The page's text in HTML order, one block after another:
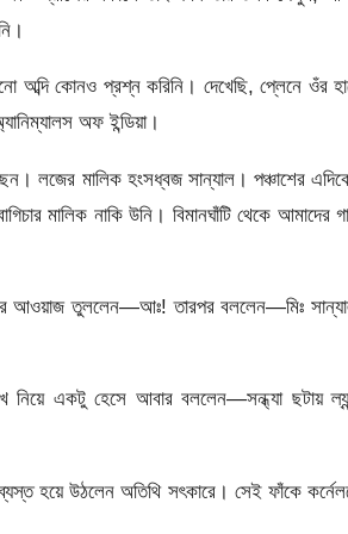
কোনও প্রশ্ন করিনি। দেখেছি, প্লেনে ওঁর
অফ ইন্ডিয়া।
লজের মালিক হংসধ্বজ সান্যাল। পঞ্চাশের
মালিক নাকি উনি। বিমানঘাঁটি থেকে আমাদের
আওয়াজ তুললেন—আঃ! তারপর বললেন—মিঃ
একটু হেসে আবার বললেন—সন্ধ্যা ছটায়
হয়ে উঠলেন অতিথি সৎকারে। সেই ফাঁকে